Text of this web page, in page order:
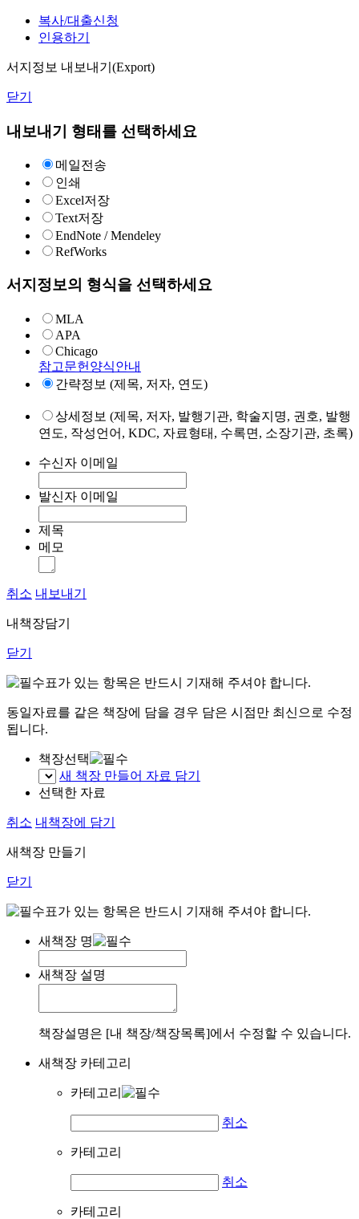
복사/대출신청
인용하기
서지정보 내보내기(Export)
닫기
내보내기 형태를 선택하세요
메일전송
인쇄
Excel저장
Text저장
EndNote / Mendeley
RefWorks
서지정보의 형식을 선택하세요
MLA
APA
Chicago
참고문헌양식안내
간략정보 (제목, 저자, 연도)
상세정보 (제목, 저자, 발행기관, 학술지명, 권호, 발행
연도, 작성언어, KDC, 자료형태, 수록면, 소장기관, 초록)
수신자 이메일
발신자 이메일
제목
메모
취소 내보내기
내책장담기
닫기
표가 있는 항목은 반드시 기재해 주셔야 합니다.
동일자료를 같은 책장에 담을 경우 담은 시점만 최신으로 수정
됩니다.
책장선택
새 책장 만들어 자료 담기
선택한 자료
취소 내책장에 담기
새책장 만들기
닫기
표가 있는 항목은 반드시 기재해 주셔야 합니다.
새책장 명
새책장 설명
책장설명은 [내 책장/책장목록]에서 수정할 수 있습니다.
새책장 카테고리
카테고리
취소
카테고리
취소
카테고리